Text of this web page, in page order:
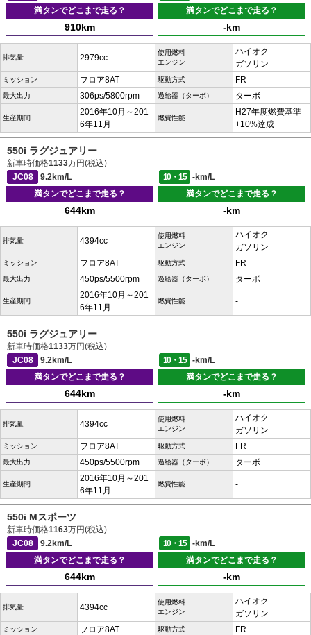
満タンでどこまで走る？
910km
満タンでどこまで走る？
-km
排気量 2979cc
使用燃料
エンジン
ハイオク
ガソリン
ミッション フロア8AT 駆動方式 FR
最大出力 306ps/5800rpm 過給器（ターボ） ターボ
生産期間
2016年10月～201
6年11月
燃費性能
H27年度燃費基準
+10%達成
550i ラグジュアリー
新車時価格1133万円(税込)
JC08
9.2km/L 10・15
-km/L
満タンでどこまで走る？
644km
満タンでどこまで走る？
-km
排気量 4394cc
使用燃料
エンジン
ハイオク
ガソリン
ミッション フロア8AT 駆動方式 FR
最大出力 450ps/5500rpm 過給器（ターボ） ターボ
生産期間
2016年10月～201
6年11月
燃費性能 -
550i ラグジュアリー
新車時価格1133万円(税込)
JC08
9.2km/L 10・15
-km/L
満タンでどこまで走る？
644km
満タンでどこまで走る？
-km
排気量 4394cc
使用燃料
エンジン
ハイオク
ガソリン
ミッション フロア8AT 駆動方式 FR
最大出力 450ps/5500rpm 過給器（ターボ） ターボ
生産期間
2016年10月～201
6年11月
燃費性能 -
550i Mスポーツ
新車時価格1163万円(税込)
JC08
9.2km/L 10・15
-km/L
満タンでどこまで走る？
644km
満タンでどこまで走る？
-km
排気量 4394cc
使用燃料
エンジン
ハイオク
ガソリン
ミッション フロア8AT 駆動方式 FR